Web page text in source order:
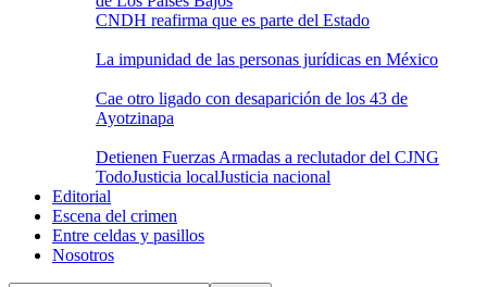
CNDH reafirma que es parte del Estado
La impunidad de las personas jurídicas en México
Cae otro ligado con desaparición de los 43 de
Ayotzinapa
Detienen Fuerzas Armadas a reclutador del CJNG
TodoJusticia localJusticia nacional
Editorial
Escena del crimen
Entre celdas y pasillos
Nosotros